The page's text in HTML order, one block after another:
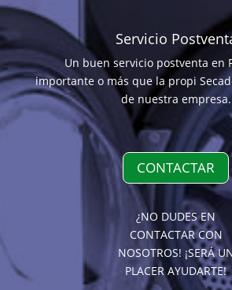
Servicio
Un buen servicio postventa en
importante o más que la propi
de nuestra empresa.
CONTACTAR
¿NO DUDES EN
CONTACTAR CON
NOSOTROS! ¡SERÁ
PLACER AYUDARTE!